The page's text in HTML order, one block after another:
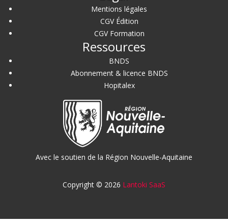
Mentions légales
CGV Édition
CGV Formation
Ressources
BNDS
Abonnement & licence BNDS
Hopitalex
Avec le soutien de la Région Nouvelle-Aquitaine
Copyright © 2026 Lantoki SaaS